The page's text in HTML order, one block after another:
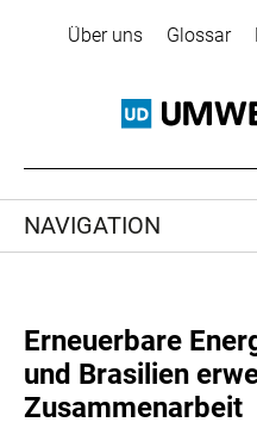
Über uns Glossar
NAVIGATION
Erneuerbare
und Brasilien
Zusammenarbeit